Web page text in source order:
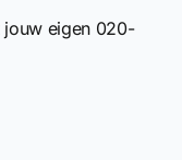
jouw eigen 020-